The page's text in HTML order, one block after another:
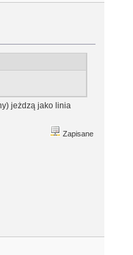
jeżdzą jako linia
Zapisane